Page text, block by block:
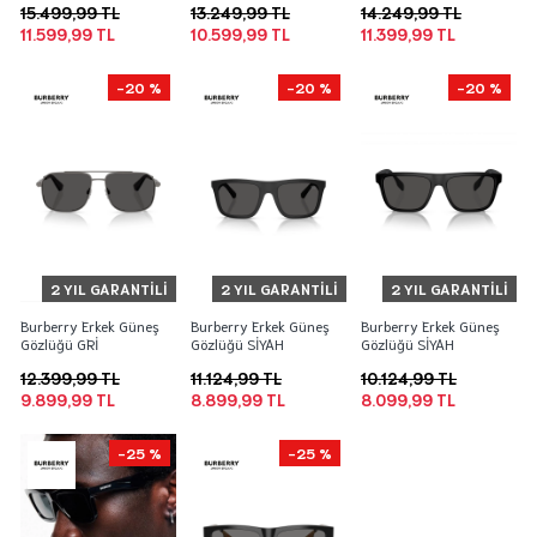
11.599,99 TL
15.499,99 TL
10.599,99 TL
13.249,99 TL
11.399,99 TL
14.249,99 TL
2 YIL GARANTILI
-20 %
Burberry Erkek Güneş
Gözlüğü GRİ
9.899,99 TL
12.399,99 TL
2 YIL GARANTILI
-20 %
Burberry Erkek Güneş
Gözlüğü SİYAH
8.899,99 TL
11.124,99 TL
2 YIL GARANTILI
-20 %
Burberry Erkek Güneş
Gözlüğü SİYAH
8.099,99 TL
10.124,99 TL
-25 % -25 %